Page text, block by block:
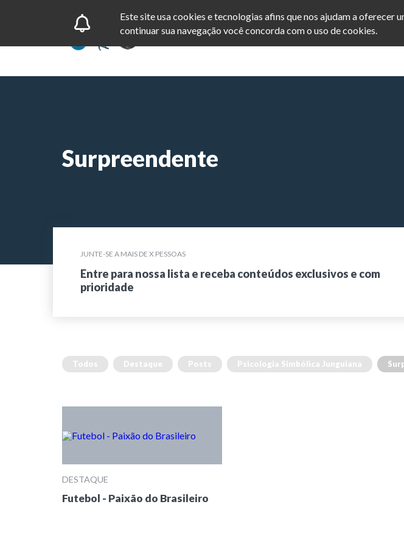
Este site usa cookies e tecnologias afins que nos ajudam a
continuar sua navegação você concorda com o uso de cookies.
Surpreendente
JUNTE-SE A MAIS DE X PESSOAS
Entre para nossa lista e receba conteúdos exclusivos e com
prioridade
Todos Destaque Posts Psicologia Simbólica Junguiana
DESTAQUE
Futebol - Paixão do Brasileiro